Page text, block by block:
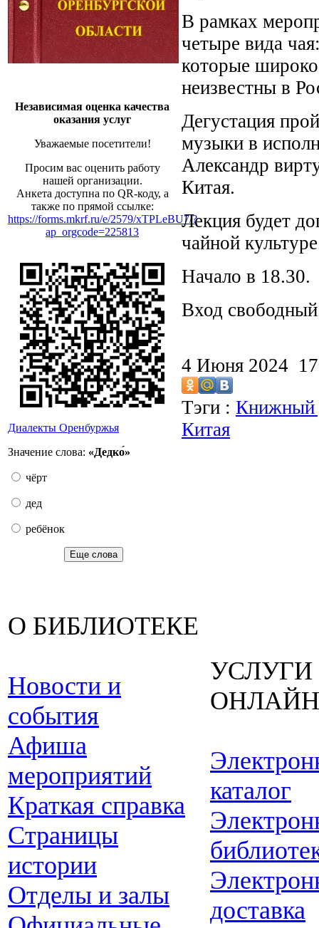
Независимая оценка качества
оказания услуг
Уважаемые посетители!
Просим вас оценить работу
нашей организации.
Анкета доступна по QR-коду, а
также по прямой ссылке:
https://forms.mkrf.ru/e/2579/xTPLeBU7/?
ap_orgcode=225813
Диалекты Оренбуржья
Значение слова: «Дедко́»
чёрт
дед
ребёнок
Еще слова
В рамках
четыре вида
которые
неизвестны в
Дегустация
музыки в
Александр
Китая.
Лекция будет
чайной
Начало в 18.30.
Вход
4 Июня 2024
Тэги : Книжный
Китая
О БИБЛИОТЕКЕ
Новости и
события
Афиша
мероприятий
Краткая справка
Страницы
истории
Отделы и залы
УСЛУГИ
ОНЛАЙН
каталог
доставка